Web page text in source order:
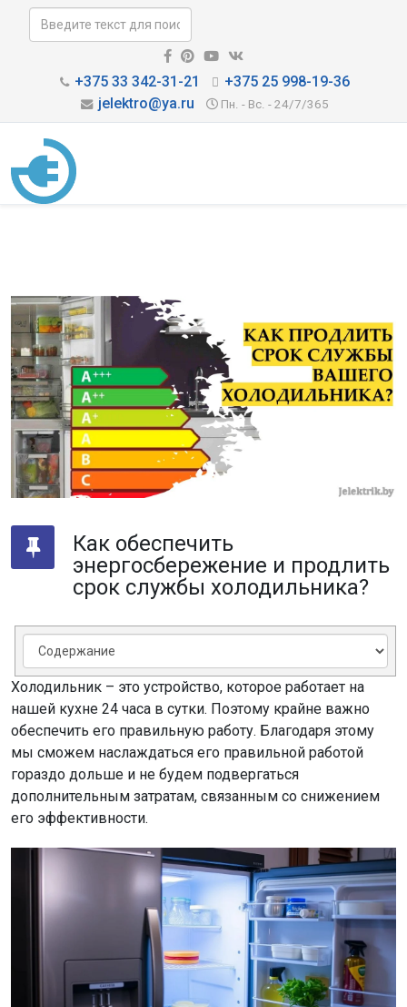
+375 33 342-31-21
+375 25 998-19-36
jelektro@ya.ru
Пн. - Вс. - 24/7/365
Как обеспечить
энергосбережение и продлить
срок службы холодильника?
Холодильник – это устройство, которое работает на
нашей кухне 24 часа в сутки. Поэтому крайне важно
обеспечить его правильную работу. Благодаря этому
мы сможем наслаждаться его правильной работой
гораздо дольше и не будем подвергаться
дополнительным затратам, связанным со снижением
его эффективности.